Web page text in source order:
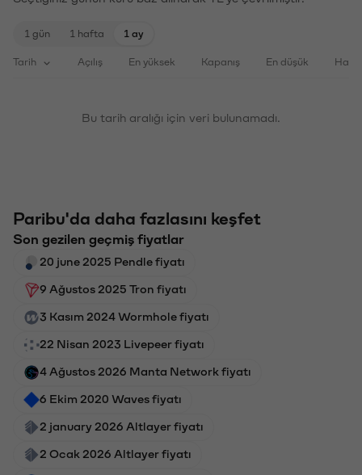
1 gün 1 hafta 1 ay
Tarih Açılış En yüksek Kapanış En düşük
Bu tarih aralığı için veri bulunamadı.
Paribu'da daha fazlasını keşfet
Son gezilen geçmiş fiyatlar
20 june 2025 Pendle fiyatı
9 Ağustos 2025 Tron fiyatı
3 Kasım 2024 Wormhole fiyatı
22 Nisan 2023 Livepeer fiyatı
4 Ağustos 2026 Manta Network fiyatı
6 Ekim 2020 Waves fiyatı
2 january 2026 Altlayer fiyatı
2 Ocak 2026 Altlayer fiyatı